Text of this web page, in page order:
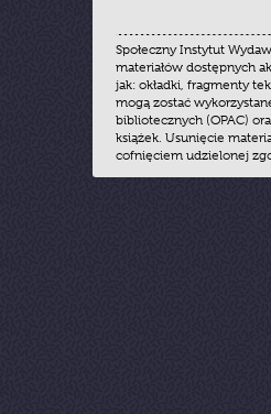
Społeczny Instytut
materiałów dostępnych
jak: okładki, fragmenty
mogą zostać
bibliotecznych (OPAC)
książek. Usunięcie
cofnięciem udzielonej